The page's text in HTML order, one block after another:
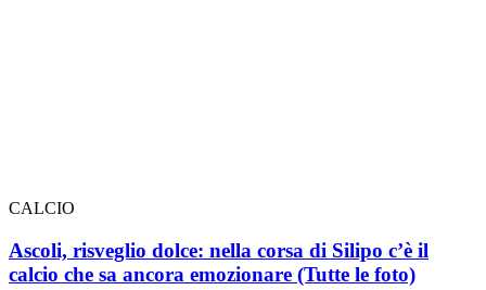
CALCIO
Ascoli, risveglio dolce: nella corsa di Silipo c’è il
calcio che sa ancora emozionare (Tutte le foto)